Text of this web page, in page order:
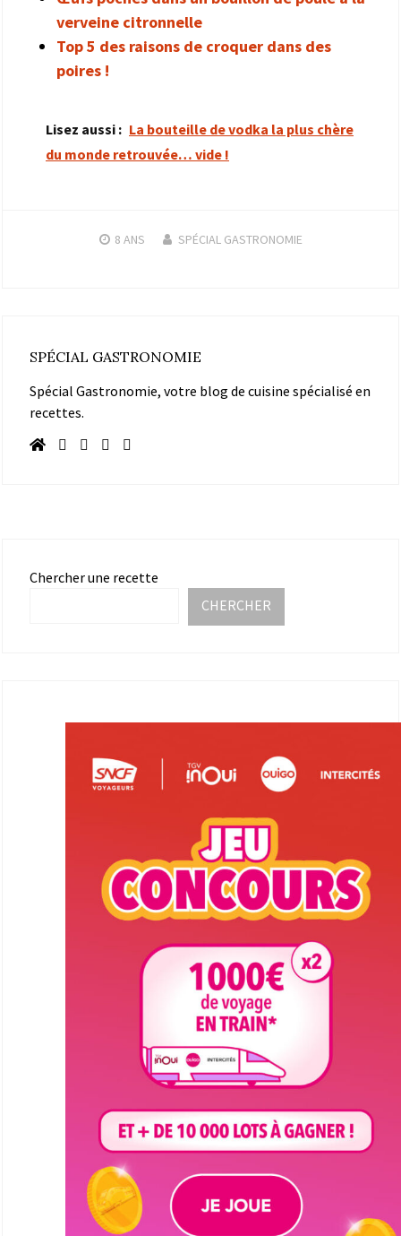
verveine citronnelle
Top 5 des raisons de croquer dans des
poires !
Lisez aussi : La bouteille de vodka la plus chère
du monde retrouvée… vide !
8 ANS SPÉCIAL GASTRONOMIE
SPÉCIAL GASTRONOMIE
Spécial Gastronomie, votre blog de cuisine spécialisé en
recettes.
Chercher une recette
CHERCHER